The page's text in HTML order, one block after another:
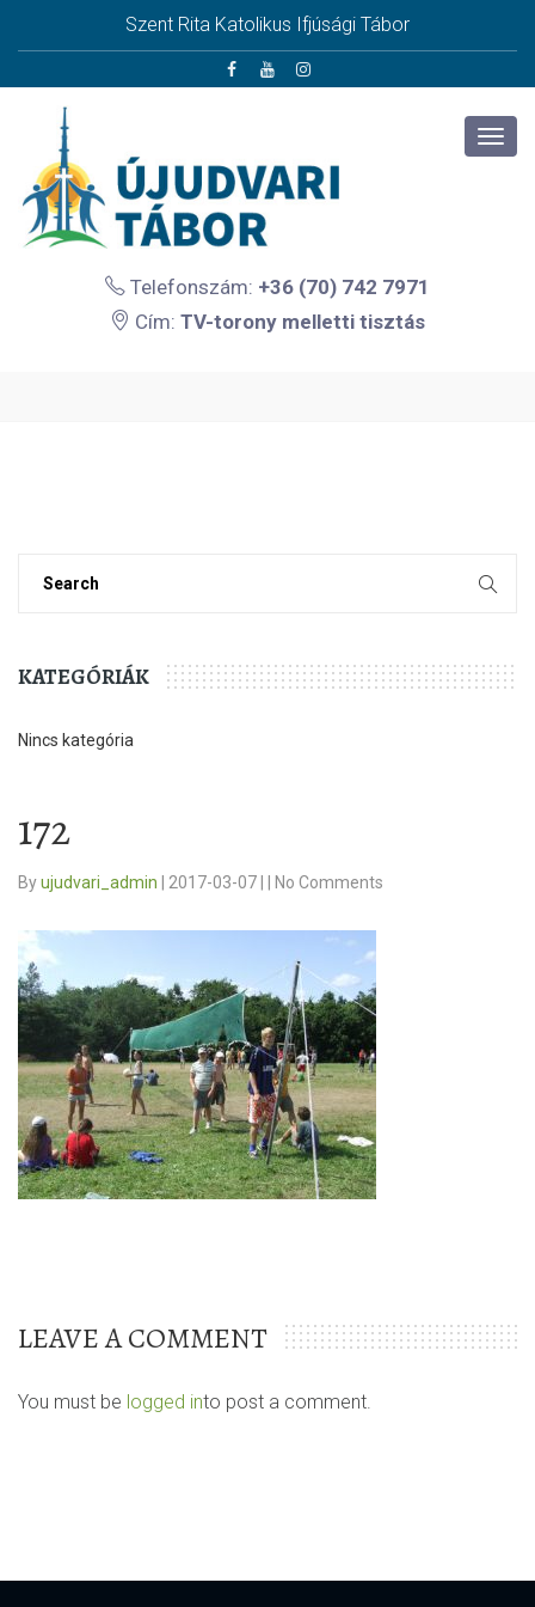
Szent Rita Katolikus Ifjúsági Tábor
Telefonszám: +36 (70) 742 7971
Cím: TV-torony melletti tisztás
KATEGÓRIÁK
Nincs kategória
172
Byujudvari_admin 2017-03-07 No Comments
LEAVE A COMMENT
You must be logged into post a comment.